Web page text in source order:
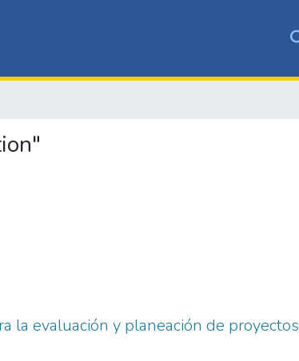
la evaluación y planeación de proyectos